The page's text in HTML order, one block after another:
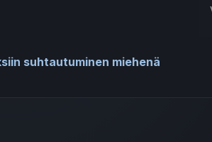
suhtautuminen miehenä